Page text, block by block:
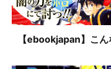
【ebookjapan】こ